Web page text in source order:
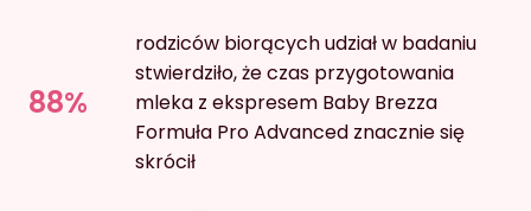
88%
rodziców biorących udział w badaniu
stwierdziło, że czas przygotowania
mleka z ekspresem Baby Brezza
Formuła Pro Advanced znacznie się
skrócił